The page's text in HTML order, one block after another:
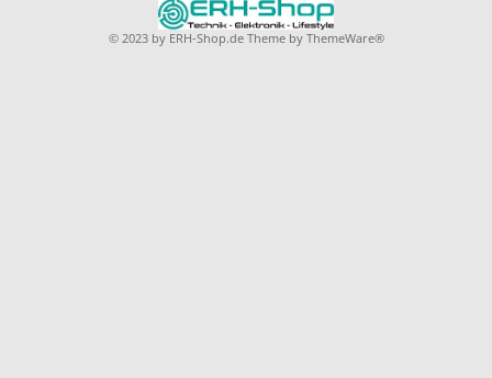
© 2023 by ERH-Shop.de Theme by ThemeWare®